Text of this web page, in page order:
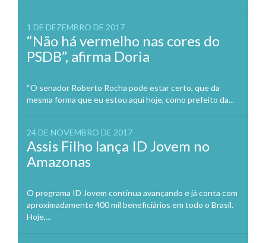
1 DE DEZEMBRO DE 2017
“Não há vermelho nas cores do
PSDB”, afirma Doria
“O senador Roberto Rocha pode estar certo, que da
mesma forma que eu estou aqui hoje, como prefeito da...
24 DE NOVEMBRO DE 2017
Assis Filho lança ID Jovem no
Amazonas
O programa ID Jovem continua avançando e já conta com
aproximadamente 400 mil beneficiários em todo o Brasil.
Hoje,...